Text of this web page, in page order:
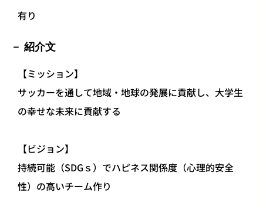
有り
紹介文
【ミッション】
サッカーを通して地域・地球の発展に貢献し、大学生
の幸せな未来に貢献する
【ビジョン】
持続可能（SDGｓ）でハピネス関係度（心理的安全
性）の高いチーム作り